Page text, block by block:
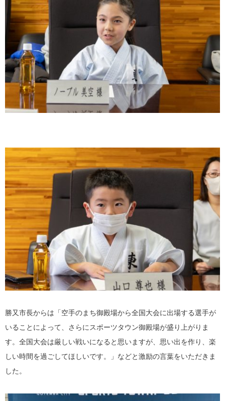
勝又市長からは「空手のまち御殿場から全国大会に出場する選手が
いることによって、さらにスポーツタウン御殿場が盛り上がりま
す。全国大会は厳しい戦いになると思いますが、思い出を作り、楽
しい時間を過ごしてほしいです。」などと激励の言葉をいただきま
した。